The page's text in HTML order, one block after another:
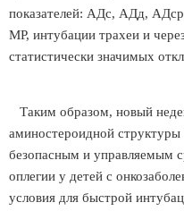
показателей: АДс, АДд,
MP, интубации трахеи и
статистически значимых
Таким образом, новый
аминостероидной
безопасным и управляемым
оплегии у детей с
условия для быстрой